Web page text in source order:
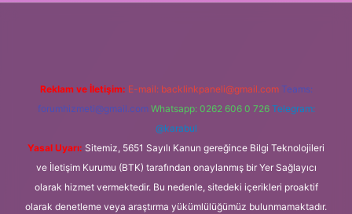
Reklam ve İletişim: E-mail: backlinkpaneli@gmail.com Teams:
forumhizmeti@gmail.com Whatsapp: 0262 606 0 726 Telegram:
@karabul
Yasal Uyarı: Sitemiz, 5651 Sayılı Kanun gereğince Bilgi Teknolojileri
ve İletişim Kurumu (BTK) tarafından onaylanmış bir Yer Sağlayıcı
olarak hizmet vermektedir. Bu nedenle, sitedeki içerikleri proaktif
olarak denetleme veya araştırma yükümlülüğümüz bulunmamaktadır.